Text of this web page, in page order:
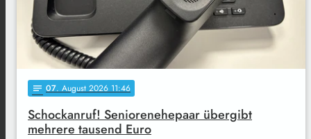
notes 07. August 2026 11:46
Schockanruf! Seniorenehepaar übergibt
mehrere tausend Euro